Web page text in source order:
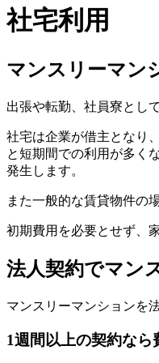
社宅利用
マンスリーマン
出張や転勤、社員寮とし
社宅は企業が借主となり
と短期間での利用が多く
発生します。
また一般的な賃貸物件の
初期費用を必要とせず、
法人契約でマン
マンスリーマンションを
1週間以上の契約なら